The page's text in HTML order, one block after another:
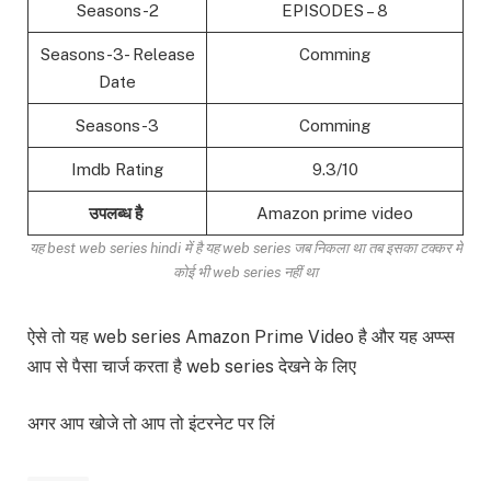
Seasons-2 EPISODES – 8
Seasons-3- Release
Date
Comming
Seasons-3 Comming
Imdb Rating 9.3/10
उपलब्ध है Amazon prime video
यह best web series hindi में है यह web series जब निकला था तब इसका टक्कर में
कोई भी web series नहीं था
ऐसे तो यह web series Amazon Prime Video है और यह अप्प्स
आप से पैसा चार्ज करता है web series देखने के लिए
अगर आप खोजे तो आप तो इंटरनेट पर लिं